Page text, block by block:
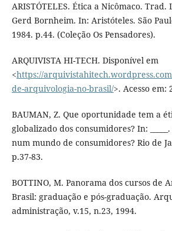
ARISTÓTELES. Ética a Nicômaco.
Gerd Bornheim. In: Aristóteles. São
1984. p.44. (Coleção Os Pensadores).
ARQUIVISTA HI-TECH. Disponível em
<https://
de-arquivologia-no-brasil/>. Acesso em:
BAUMAN, Z. Que oportunidade tem a
globalizado dos consumidores? In:
num mundo de consumidores? Rio de
p.37-83.
BOTTINO, M. Panorama dos cursos de
Brasil: graduação e pós-graduação.
administração, v.15, n.23, 1994.